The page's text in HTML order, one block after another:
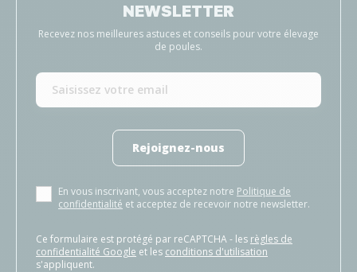
NEWSLETTER
Recevez nos meilleures astuces et conseils pour votre élevage
de poules.
Rejoignez-nous
En vous inscrivant, vous acceptez notre Politique de
confidentialité et acceptez de recevoir notre newsletter.
Ce formulaire est protégé par reCAPTCHA - les règles de
confidentialité Google et les conditions d'utilisation
s'appliquent.